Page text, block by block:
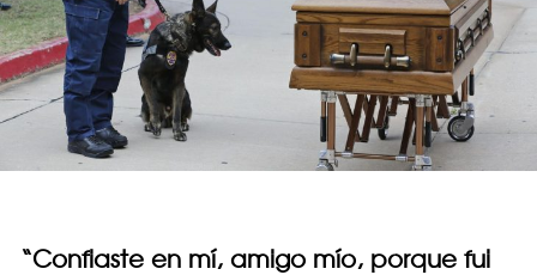
“Confiaste en mí, amigo mío, porque fui